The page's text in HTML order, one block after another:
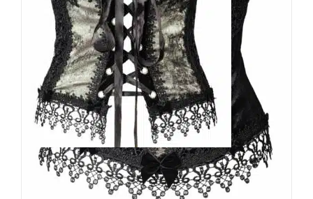
Sinister Taillenmieder Crynara
59,90€